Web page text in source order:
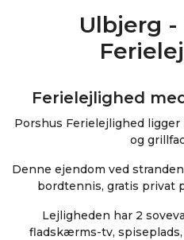
Ulbjerg -
Ferielejlighed
Porshus Ferielejlighed
og
Denne ejendom ved
bordtennis, gratis privat
Lejligheden har 2
fladskærms-tv,